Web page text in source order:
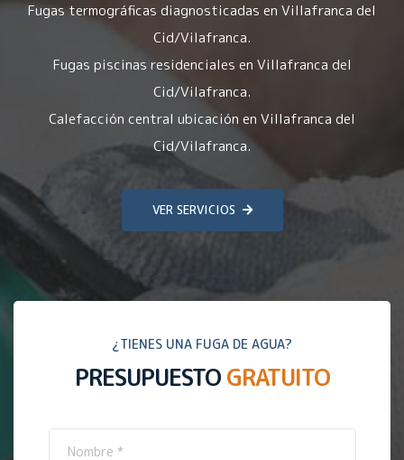
Fugas termográficas diagnosticadas en Villafranca del
Cid/Vilafranca.
Fugas piscinas residenciales en Villafranca del
Cid/Vilafranca.
Calefacción central ubicación en Villafranca del
Cid/Vilafranca.
VER SERVICIOS
¿TIENES UNA FUGA DE AGUA?
PRESUPUESTO GRATUITO